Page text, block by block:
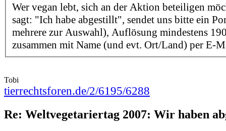
Wer vegan lebt, sich an der Aktion beteiligen
sagt: "Ich habe abgestillt", sendet uns bitte ein
mehrere zur Auswahl), Auflösung mindestens
zusammen mit Name (und evt. Ort/Land) per E-
Tobi
tierrechtsforen.de/2/6195/6288
Re: Weltvegetariertag 2007: Wir haben